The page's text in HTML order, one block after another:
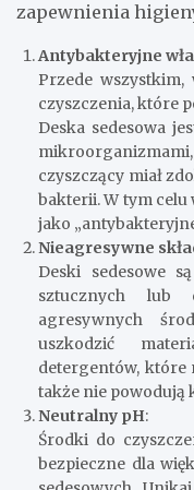
zapewnienia
Antybakteryjne
Przede
czyszczenia, które
Deska sedesowa
czyszczący miał
bakterii. W tym
jako
Nieagresywne
Deski sedesowe
sztucznych lub
agresywnych
uszkodzić
detergentów, które
także nie powodują
Neutralny pH:
Środki do
bezpieczne dla